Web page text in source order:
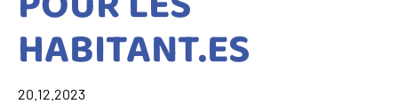
HABITANT.ES
20.12.2023